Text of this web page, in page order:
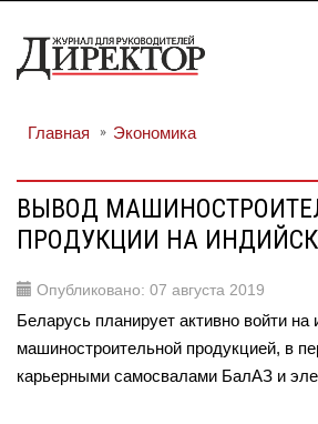
Главная Экономика
ВЫВОД
ПРОДУКЦИИ НА
Опубликовано: 07 августа 2019
Беларусь планирует активно войти на
машиностроительной продукцией, в
карьерными самосвалами БалАЗ и